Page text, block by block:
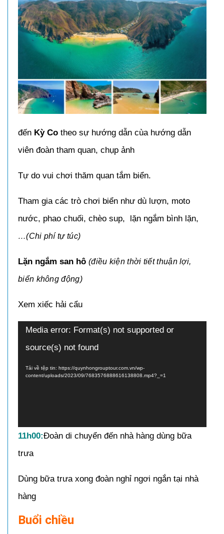
đến Kỳ Co theo sự hướng dẫn cùa hướng dẫn
viên đoàn tham quan, chụp ảnh
Tự do vui chơi thăm quan tắm biển.
Tham gia các trò chơi biển như dù lượn, moto
nước, phao chuối, chèo sup, lặn ngắm bình lặn,
…(Chi phí tự túc)
Lặn ngắm san hô (điều kiện thời tiết thuận lợi,
biển không động)
Xem xiếc hải cẩu
Trình
Video
Media error: Format(s) not supported or
source(s) not found
Tải về tệp tin: https://quynhongrouptour.com.vn/wp-
content/uploads/2023/09/7683576888616138808.mp4?_=1
11h00:Đoàn di chuyển đến nhà hàng dùng bữa
trưa
Dùng bữa trưa xong đoàn nghỉ ngơi ngắn tại nhà
hàng
Buổi chiều